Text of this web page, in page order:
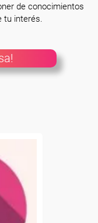
de conocimientos
tu interés.